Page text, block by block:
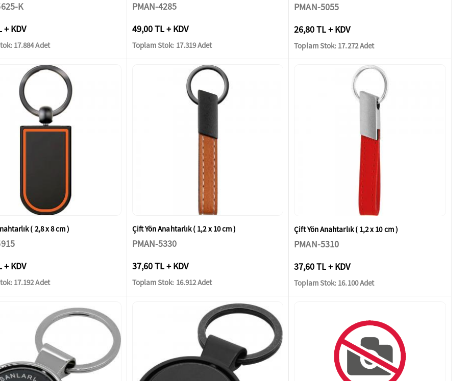
K
+ KDV
17.884 Adet
PMAN-4285
49,00 TL + KDV
Toplam Stok: 17.319 Adet
PMAN-5055
26,80 TL + KDV
Toplam Stok: 17.272 Adet
( 2,8 x 8 cm )
+ KDV
17.192 Adet
Çift Yön Anahtarlık ( 1,2 x 10 cm )
PMAN-5330
37,60 TL + KDV
Toplam Stok: 16.912 Adet
Çift Yön Anahtarlık ( 1,2 x 10 cm )
PMAN-5310
37,60 TL + KDV
Toplam Stok: 16.100 Adet